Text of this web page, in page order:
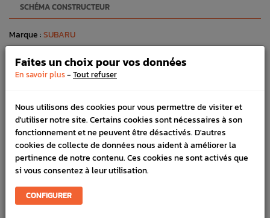
SCHÉMA CONSTRUCTEUR
Marque :SUBARU
FICHE TECHNIQUE
PRODUITS
FRÉQUEMMENT
ACHETÉS ENSEMBLE
Faites un choix pour vos données
En savoir plus- Tout refuser
Nous utilisons des cookies pour vous permettre de visiter et
d'utiliser notre site. Certains cookies sont nécessaires à son
fonctionnement et ne peuvent être désactivés. D'autres
cookies de collecte de données nous aident à améliorer la
pertinence de notre contenu. Ces cookies ne sont activés que
si vous consentez à leur utilisation.
CONFIGURER